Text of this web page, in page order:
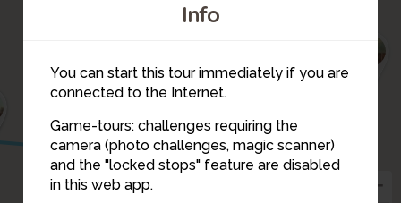
Info
You can start this tour immediately if you are
connected to the Internet.
Game-tours: challenges requiring the
camera (photo challenges, magic scanner)
and the "locked stops" feature are disabled
in this web app.
3
2